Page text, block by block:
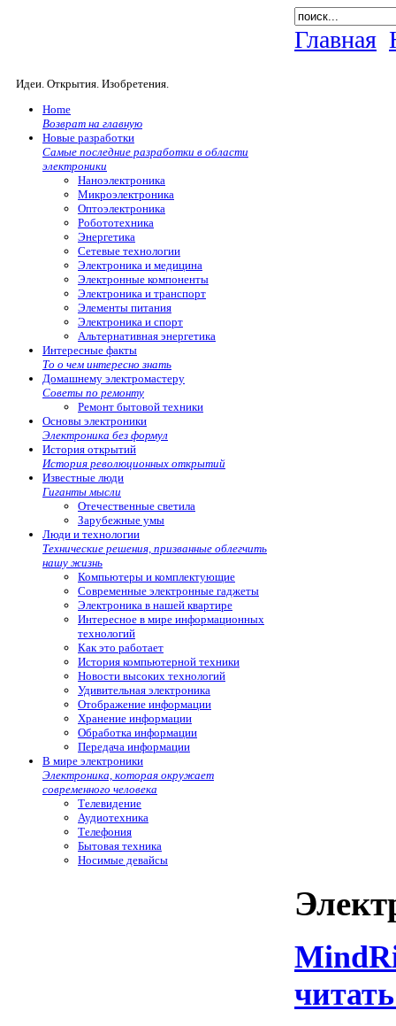
Главная
Идеи. Открытия. Изобретения.
Home
Возврат на главную
Новые разработки
Самые последние разработки в области
электроники
Наноэлектроника
Микроэлектроника
Оптоэлектроника
Робототехника
Энергетика
Сетевые технологии
Электроника и медицина
Электронные компоненты
Электроника и транспорт
Элементы питания
Электроника и спорт
Альтернативная энергетика
Интересные факты
То о чем интересно знать
Домашнему электромастеру
Советы по ремонту
Ремонт бытовой техники
Основы электроники
Электроника без формул
История открытий
История революционных открытий
Известные люди
Гиганты мысли
Отечественные светила
Зарубежные умы
Люди и технологии
Технические решения, призванные облегчить
нашу жизнь
Компьютеры и комплектующие
Современные электронные гаджеты
Электроника в нашей квартире
Интересное в мире информационных
технологий
Как это работает
История компьютерной техники
Новости высоких технологий
Удивительная электроника
Отображение информации
Хранение информации
Обработка информации
Передача информации
В мире электроники
Электроника, которая окружает
современного человека
Телевидение
Аудиотехника
Телефония
Бытовая техника
Носимые девайсы